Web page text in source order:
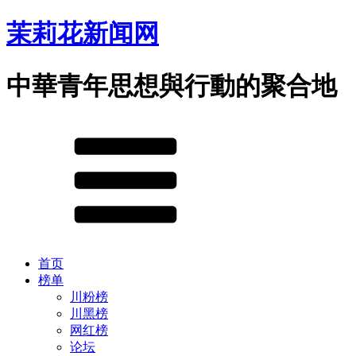
茉莉花新闻网
中華青年思想與行動的聚合地
首页
榜单
川粉榜
川黑榜
网红榜
论坛